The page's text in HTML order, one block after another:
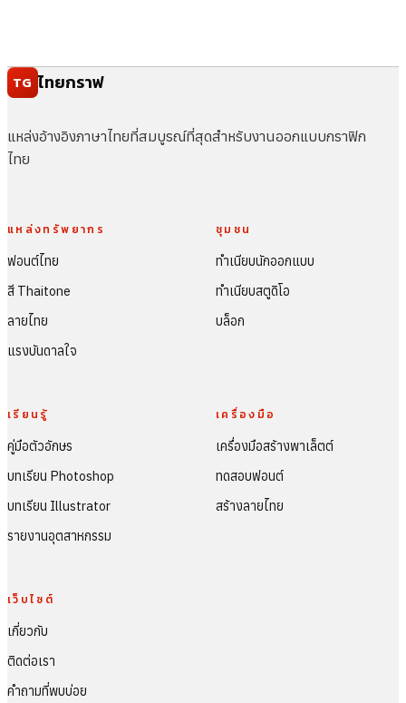
TG ไทยกราฟ
แหล่งอ้างอิงภาษาไทยที่สมบูรณ์ที่สุดสำหรับงานออกแบบกราฟิก
ไทย
แหล่งทรัพยากร
ฟอนต์ไทย
สี Thaitone
ลายไทย
แรงบันดาลใจ
ชุมชน
ทำเนียบนักออกแบบ
ทำเนียบสตูดิโอ
บล็อก
เรียนรู้
คู่มือตัวอักษร
บทเรียน Photoshop
บทเรียน Illustrator
รายงานอุตสาหกรรม
เครื่องมือ
เครื่องมือสร้างพาเล็ตต์
ทดสอบฟอนต์
สร้างลายไทย
เว็บไซต์
เกี่ยวกับ
ติดต่อเรา
คำถามที่พบบ่อย